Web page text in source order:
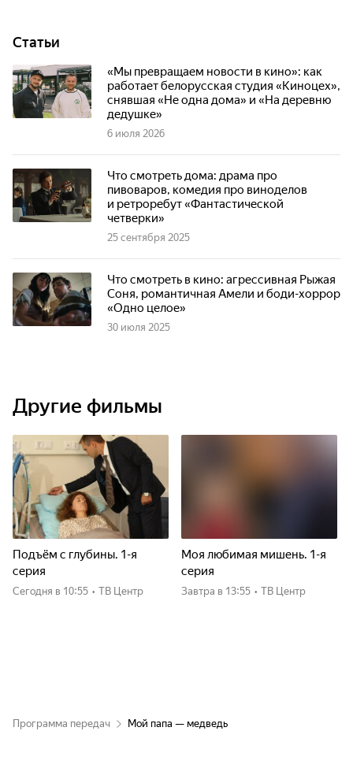
Статьи
«Мы превращаем новости в кино»: как
работает белорусская студия «Киноцех»,
снявшая «Не одна дома» и «На деревню
дедушке»
6 июля 2026
Что смотреть дома: драма про
пивоваров, комедия про виноделов
и ретроребут «Фантастической
четверки»
25 сентября 2025
Что смотреть в кино: агрессивная Рыжая
Соня, романтичная Амели и боди-хоррор
«Одно целое»
30 июля 2025
Другие фильмы
Подъём с глубины. 1-я
серия
Сегодня в 10:55 • ТВ Центр
Моя любимая мишень. 1-я
серия
Завтра в 13:55 • ТВ Центр
Программа передач Мой папа — медведь